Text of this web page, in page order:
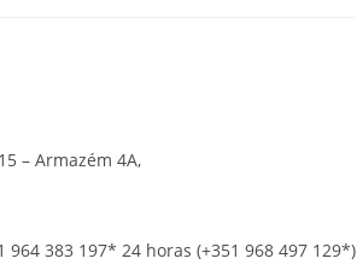
– Armazém 4A,
383 197* 24 horas (+351 968 497 129*)